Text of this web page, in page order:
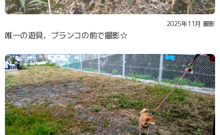
2025年11月 撮影
唯一の遊具、ブランコの前で撮影☆